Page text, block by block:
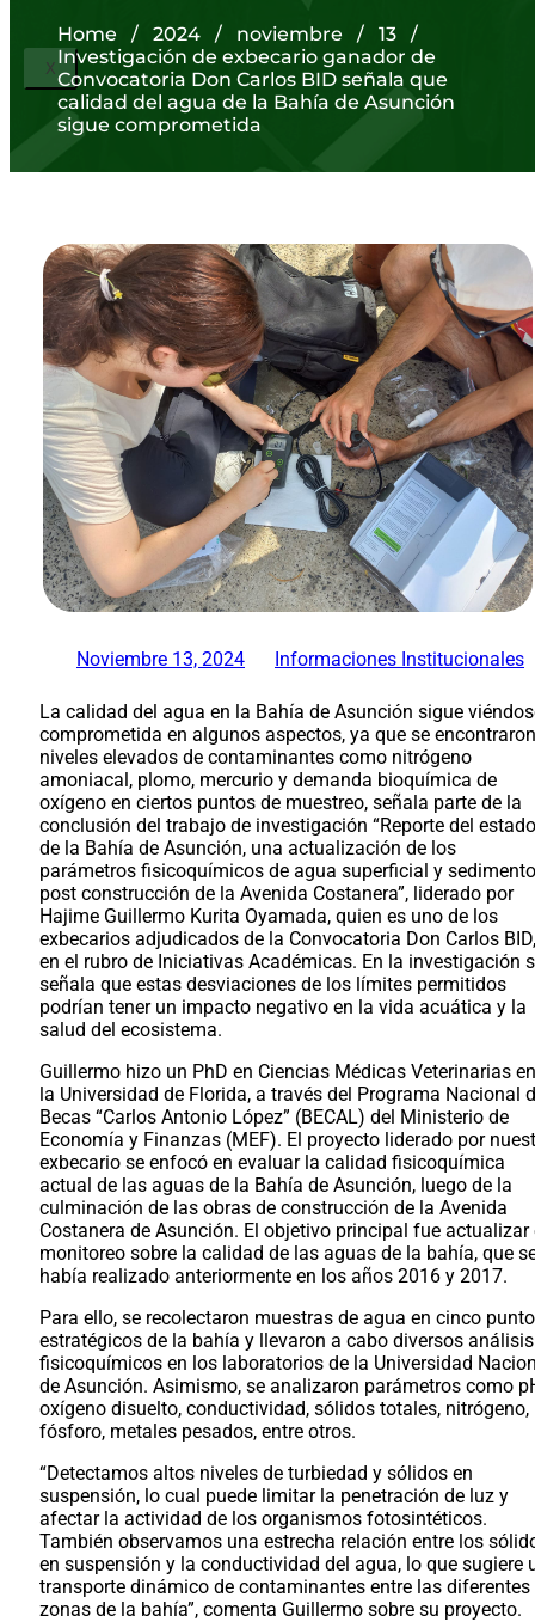
X
Home / 2024 / noviembre / 13
/
Investigación de exbecario ganador de
Convocatoria Don Carlos BID señala que
calidad del agua de la Bahía de Asunción
sigue comprometida
Noviembre 13, 2024 Informaciones Institucionales
La calidad del agua en la Bahía de Asunción sigue
comprometida en algunos aspectos, ya que se encontraron
niveles elevados de contaminantes como nitrógeno
amoniacal, plomo, mercurio y demanda bioquímica de
oxígeno en ciertos puntos de muestreo, señala parte de la
conclusión del trabajo de investigación “Reporte del estado
de la Bahía de Asunción, una actualización de los
parámetros fisicoquímicos de agua superficial y sedimento
post construcción de la Avenida Costanera”, liderado por
Hajime Guillermo Kurita Oyamada, quien es uno de los
exbecarios adjudicados de la Convocatoria Don Carlos BID,
en el rubro de Iniciativas Académicas. En la investigación
señala que estas desviaciones de los límites permitidos
podrían tener un impacto negativo en la vida acuática y la
salud del ecosistema.
Guillermo hizo un PhD en Ciencias Médicas Veterinarias en
la Universidad de Florida, a través del Programa Nacional
Becas “Carlos Antonio López” (BECAL) del Ministerio de
Economía y Finanzas (MEF). El proyecto liderado por
exbecario se enfocó en evaluar la calidad fisicoquímica
actual de las aguas de la Bahía de Asunción, luego de la
culminación de las obras de construcción de la Avenida
Costanera de Asunción. El objetivo principal fue actualizar
monitoreo sobre la calidad de las aguas de la bahía, que
había realizado anteriormente en los años 2016 y 2017.
Para ello, se recolectaron muestras de agua en cinco
estratégicos de la bahía y llevaron a cabo diversos análisis
fisicoquímicos en los laboratorios de la Universidad
de Asunción. Asimismo, se analizaron parámetros como
oxígeno disuelto, conductividad, sólidos totales, nitrógeno,
fósforo, metales pesados, entre otros.
“Detectamos altos niveles de turbiedad y sólidos en
suspensión, lo cual puede limitar la penetración de luz y
afectar la actividad de los organismos fotosintéticos.
También observamos una estrecha relación entre los
en suspensión y la conductividad del agua, lo que sugiere
transporte dinámico de contaminantes entre las diferentes
zonas de la bahía”, comenta Guillermo sobre su proyecto.